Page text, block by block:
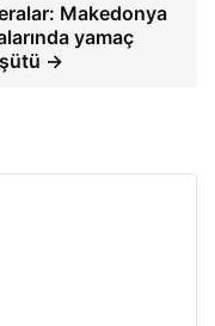
Makedonya
yamaç
→